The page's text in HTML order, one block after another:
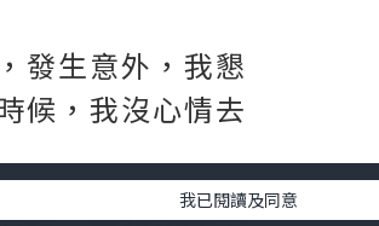
發生意外，我懇
候，我沒心情去
我已閱讀及同意